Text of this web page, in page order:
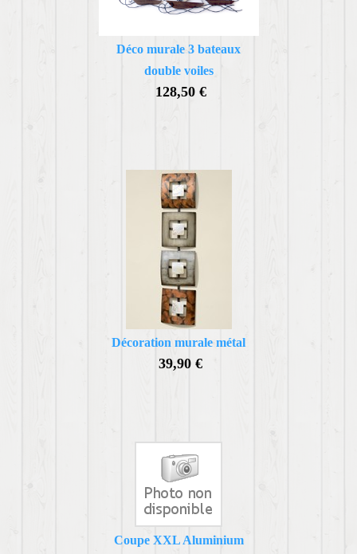
Déco murale 3 bateaux
double voiles
128,50 €
Décoration murale métal
39,90 €
Coupe XXL Aluminium